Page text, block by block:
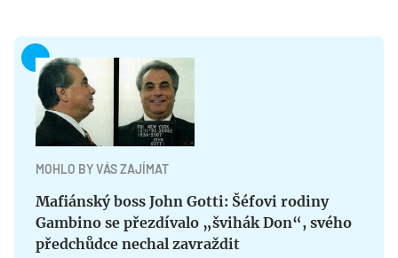
MOHLO BY VÁS ZAJÍMAT
Mafiánský boss John Gotti: Šéfovi rodiny
Gambino se přezdívalo „švihák Don“, svého
předchůdce nechal zavraždit